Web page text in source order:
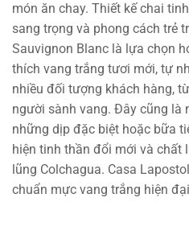
món ăn chay. Thiết kế chai
sang trọng và phong cách trẻ
Sauvignon Blanc là lựa chọn
thích vang trắng tươi mới, tự
nhiều đối tượng khách hàng,
người sành vang. Đây cũng là
những dịp đặc biệt hoặc bữa
hiện tinh thần đổi mới và chất
lũng Colchagua. Casa
chuẩn mực vang trắng hiện